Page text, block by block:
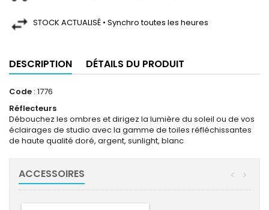
STOCK ACTUALISÉ • Synchro toutes les heures
DESCRIPTION DÉTAILS DU PRODUIT
Code : 1776
Réflecteurs
Débouchez les ombres et dirigez la lumière du soleil ou de vos
éclairages de studio avec la gamme de toiles réfléchissantes
de haute qualité doré, argent, sunlight, blanc
ACCESSOIRES >
<